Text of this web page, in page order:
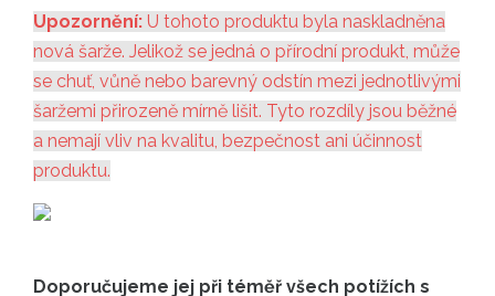
Upozornění: U tohoto produktu byla naskladněna
nová šarže. Jelikož se jedná o přírodní produkt, může
se chuť, vůně nebo barevný odstín mezi jednotlivými
šaržemi přirozeně mírně lišit. Tyto rozdíly jsou běžné
a nemají vliv na kvalitu, bezpečnost ani účinnost
produktu.
Doporučujeme jej při téměř všech potížích s